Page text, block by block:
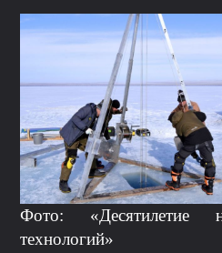
Фото: «Десятилетие
технологий»